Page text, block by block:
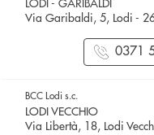
Via Garibaldi, 5, Lodi -
0371
BCC Lodi s.c.
LODI VECCHIO
Via Libertà, 18, Lodi